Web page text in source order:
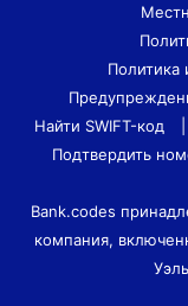
Политика
Найти SWIFT-код
Подтвердить
Bank.codes
компания,